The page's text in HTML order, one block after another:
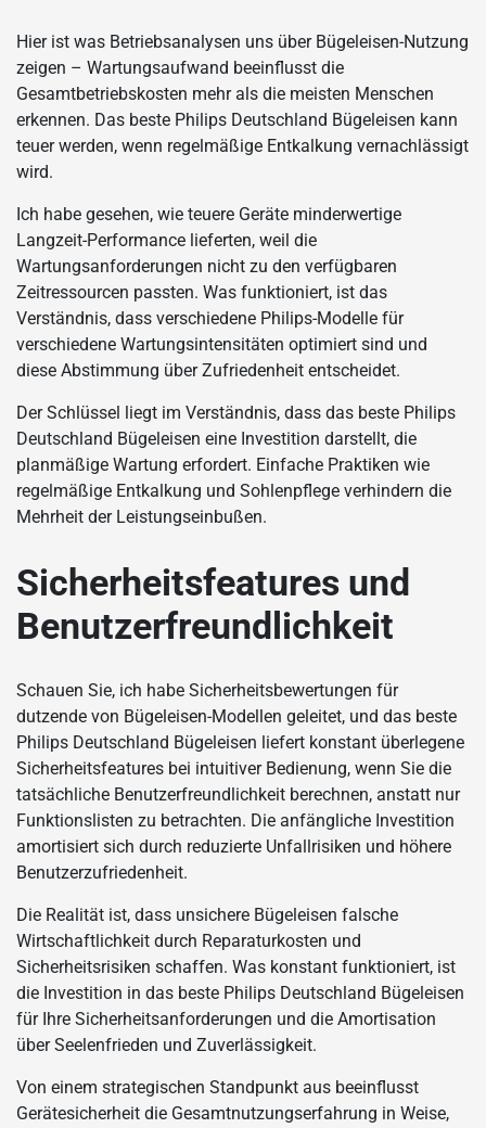
Hier ist was Betriebsanalysen uns über Bügeleisen-Nutzung
zeigen – Wartungsaufwand beeinflusst die
Gesamtbetriebskosten mehr als die meisten Menschen
erkennen. Das beste Philips Deutschland Bügeleisen kann
teuer werden, wenn regelmäßige Entkalkung vernachlässigt
wird.
Ich habe gesehen, wie teuere Geräte minderwertige
Langzeit-Performance lieferten, weil die
Wartungsanforderungen nicht zu den verfügbaren
Zeitressourcen passten. Was funktioniert, ist das
Verständnis, dass verschiedene Philips-Modelle für
verschiedene Wartungsintensitäten optimiert sind und
diese Abstimmung über Zufriedenheit entscheidet.
Der Schlüssel liegt im Verständnis, dass das beste Philips
Deutschland Bügeleisen eine Investition darstellt, die
planmäßige Wartung erfordert. Einfache Praktiken wie
regelmäßige Entkalkung und Sohlenpflege verhindern die
Mehrheit der Leistungseinbußen.
Sicherheitsfeatures und
Benutzerfreundlichkeit
Schauen Sie, ich habe Sicherheitsbewertungen für
dutzende von Bügeleisen-Modellen geleitet, und das beste
Philips Deutschland Bügeleisen liefert konstant überlegene
Sicherheitsfeatures bei intuitiver Bedienung, wenn Sie die
tatsächliche Benutzerfreundlichkeit berechnen, anstatt nur
Funktionslisten zu betrachten. Die anfängliche Investition
amortisiert sich durch reduzierte Unfallrisiken und höhere
Benutzerzufriedenheit.
Die Realität ist, dass unsichere Bügeleisen falsche
Wirtschaftlichkeit durch Reparaturkosten und
Sicherheitsrisiken schaffen. Was konstant funktioniert, ist
die Investition in das beste Philips Deutschland Bügeleisen
für Ihre Sicherheitsanforderungen und die Amortisation
über Seelenfrieden und Zuverlässigkeit.
Von einem strategischen Standpunkt aus beeinflusst
Gerätesicherheit die Gesamtnutzungserfahrung in Weise,